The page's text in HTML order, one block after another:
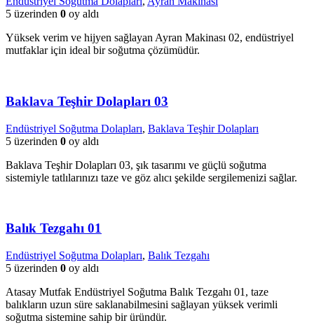
5 üzerinden 0 oy aldı
Yüksek verim ve hijyen sağlayan Ayran Makinası 02, endüstriyel
mutfaklar için ideal bir soğutma çözümüdür.
Baklava Teşhir Dolapları 03
Endüstriyel Soğutma Dolapları, Baklava Teşhir Dolapları
5 üzerinden 0 oy aldı
Baklava Teşhir Dolapları 03, şık tasarımı ve güçlü soğutma
sistemiyle tatlılarınızı taze ve göz alıcı şekilde sergilemenizi sağlar.
Balık Tezgahı 01
Endüstriyel Soğutma Dolapları, Balık Tezgahı
5 üzerinden 0 oy aldı
Atasay Mutfak Endüstriyel Soğutma Balık Tezgahı 01, taze
balıkların uzun süre saklanabilmesini sağlayan yüksek verimli
soğutma sistemine sahip bir üründür.